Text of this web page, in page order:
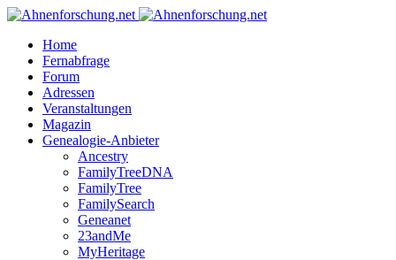
Home
Fernabfrage
Forum
Adressen
Veranstaltungen
Magazin
Genealogie-Anbieter
Ancestry
FamilyTreeDNA
FamilyTree
FamilySearch
Geneanet
23andMe
MyHeritage